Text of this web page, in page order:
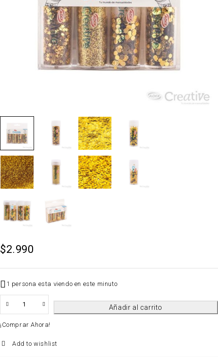
$2.990
1 persona esta viendo en este minuto
Añadir al carrito
¡Comprar Ahora!
Add to wishlist